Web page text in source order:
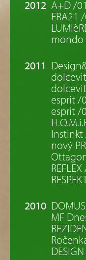
2012 A+D /
ERA21
mondo
2011
esprit /
esprit /
Instinkt
nový
2010
MF